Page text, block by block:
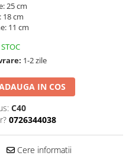
25 cm
18 cm
11 cm
1-2 zile
IN COS
C40
0726344038
Cere informatii